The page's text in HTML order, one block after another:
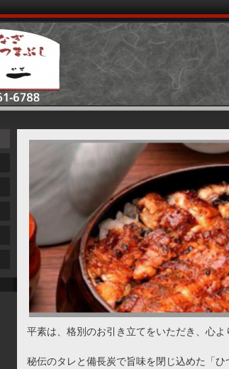
平素は、格別のお引き立てをいただき、心よ
秘伝のタレと備長炭で旨味を閉じ込めた「ひ